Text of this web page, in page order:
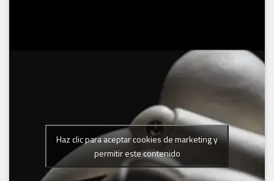
Haz clic para aceptar cookies de marketing y
permitir este contenido